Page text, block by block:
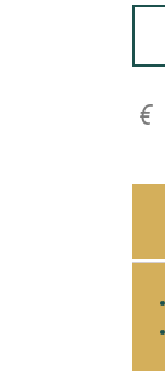
€